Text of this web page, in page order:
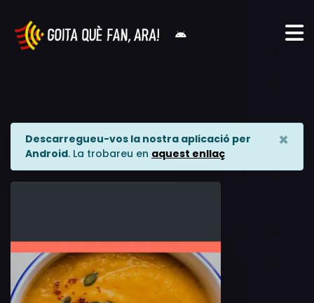
Descarregueu-vos la nostra aplicació per
Android. La trobareu en aquest enllaç
×